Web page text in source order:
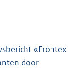
«Frontex
door